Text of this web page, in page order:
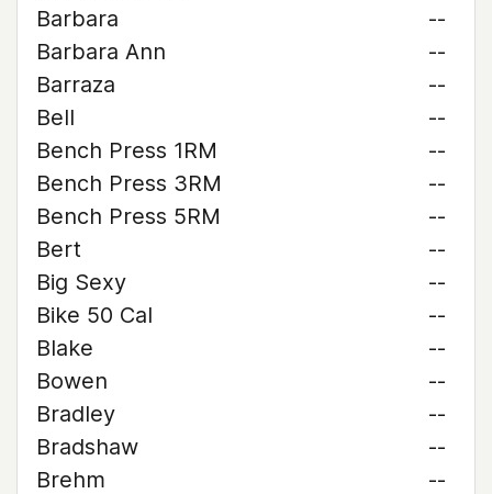
Barbara
--
Barbara Ann
--
Barraza
--
Bell
--
Bench Press 1RM
--
Bench Press 3RM
--
Bench Press 5RM
--
Bert
--
Big Sexy
--
Bike 50 Cal
--
Blake
--
Bowen
--
Bradley
--
Bradshaw
--
Brehm
--